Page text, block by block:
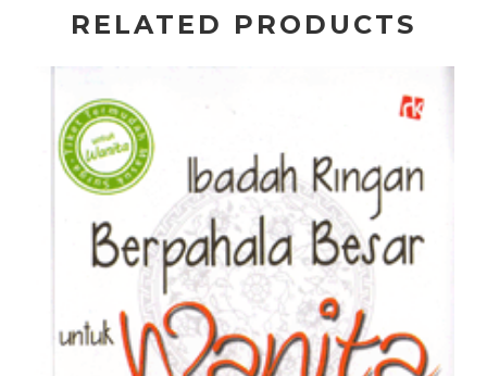
RELATED PRODUCTS